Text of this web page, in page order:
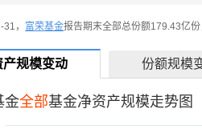
， 富荣基金报告期末全部总份额179.43亿
产规模变动 份额规模
金全部基金净资产规模走势图